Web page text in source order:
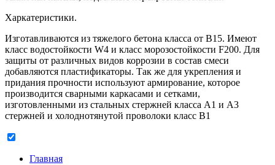
Харкатеристики.
Изготавливаются из тяжелого бетона класса от B15. Имеют
класс водостойкости W4 и класс морозостойкости F200. Для
защиты от различных видов коррозии в состав смеси
добавляются пластификаторы. Так же для укрепления и
придания прочности используют армирование, которое
производится сварными каркасами и сетками,
изготовленными из стальных стержней класса А1 и А3
стержней и холоднотянутой проволоки класс В1
Главная